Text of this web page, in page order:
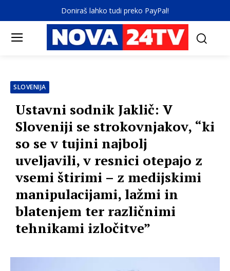
Doniraš lahko tudi preko PayPal!
SLOVENIJA
Ustavni sodnik Jaklič: V
Sloveniji se strokovnjakov, “ki
so se v tujini najbolj
uveljavili, v resnici otepajo z
vsemi štirimi – z medijskimi
manipulacijami, lažmi in
blatenjem ter različnimi
tehnikami izločitve”